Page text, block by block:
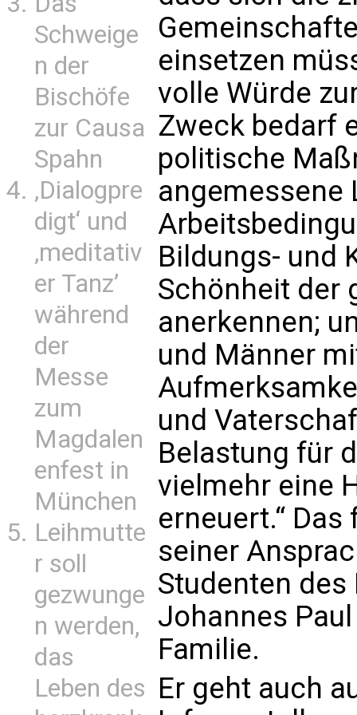
Schweige
n der
Bischöfe
zur Causa
Spahn
‚Dialogpre
digt‘ und
‚meditativ
er Tanz’
während
der
Messe
zum
Magdalen
enfest in
München
Leihmutte
r soll
gezwunge
n werden,
das
Leben des
einsetzen
volle Würde
Zweck bedarf
politische
angemessene
Bildungs- und
Schönheit der
anerkennen;
und Männer
und
Belastung für
vielmehr eine
erneuert.“
seiner
Studenten
Johannes
Familie.
Er geht auch